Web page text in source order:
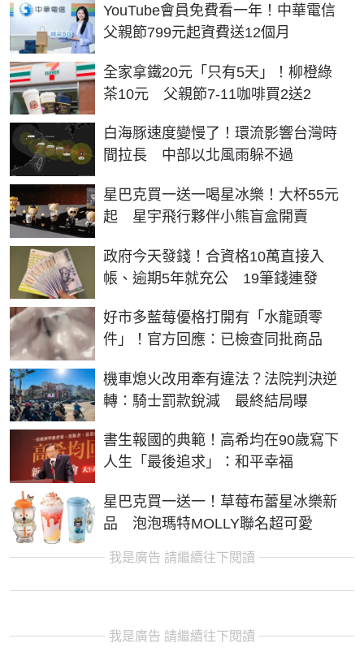
YouTube會員免費看一年！中華電信
父親節799元起資費送12個月
全家拿鐵20元「只有5天」！柳橙綠
茶10元 父親節7-11咖啡買2送2
白海豚速度變慢了！環流影響台灣時
間拉長 中部以北風雨躲不過
星巴克買一送一喝星冰樂！大杯55元
起 星宇飛行夥伴小熊盲盒開賣
政府今天發錢！合資格10萬直接入
帳、逾期5年就充公 19筆錢連發
好市多藍莓優格打開有「水龍頭零
件」！官方回應：已檢查同批商品
機車熄火改用牽有違法？法院判決逆
轉：騎士罰款銳減 最終結局曝
書生報國的典範！高希均在90歲寫下
人生「最後追求」：和平幸福
星巴克買一送一！草莓布蕾星冰樂新
品 泡泡瑪特MOLLY聯名超可愛
我是廣告 請繼續往下閱讀
我是廣告 請繼續往下閱讀